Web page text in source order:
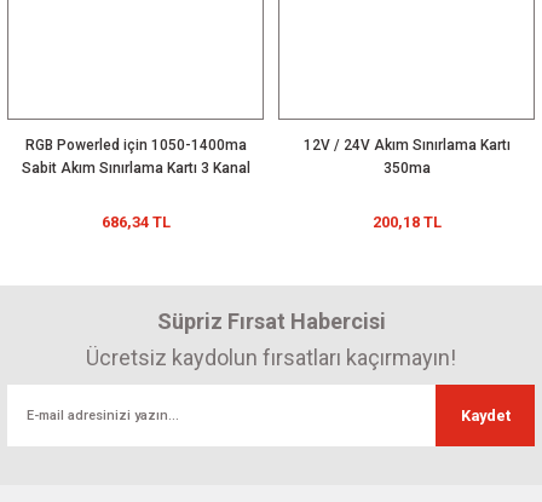
RGB Powerled için 1050-1400ma
Sabit Akım Sınırlama Kartı 3 Kanal
686,34 TL
12V / 24V Akım Sınırlama Kartı
350ma
200,18 TL
Süpriz Fırsat Habercisi
Ücretsiz kaydolun fırsatları kaçırmayın!
Kaydet